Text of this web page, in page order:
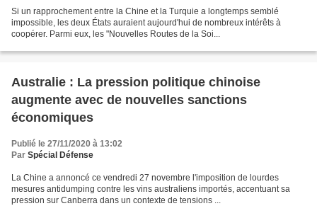
Si un rapprochement entre la Chine et la Turquie a longtemps semblé
impossible, les deux États auraient aujourd'hui de nombreux intérêts à
coopérer. Parmi eux, les "Nouvelles Routes de la Soi...
Australie : La pression politique chinoise
augmente avec de nouvelles sanctions
économiques
Publié le 27/11/2020 à 13:02
Par Spécial Défense
La Chine a annoncé ce vendredi 27 novembre l'imposition de lourdes
mesures antidumping contre les vins australiens importés, accentuant sa
pression sur Canberra dans un contexte de tensions ...